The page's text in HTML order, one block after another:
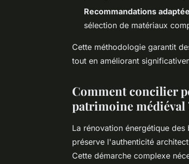
Recommandations
sélection de matériaux
Cette méthodologie garantit
tout en améliorant
Comment concilier
patrimoine médiéval
La rénovation énergétique
préserve l'authenticité
Cette démarche complexe